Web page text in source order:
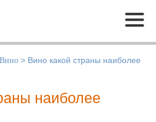
Меню
Вино > Вино какой страны наиболее
наиболее